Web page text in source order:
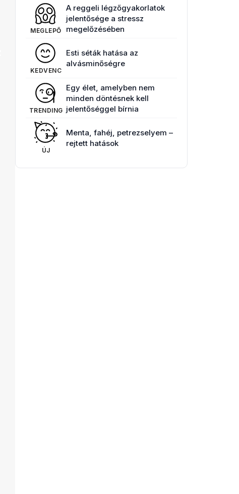
MEGLEPŐ
A reggeli légzőgyakorlatok
jelentősége a stressz
megelőzésében
KEDVENC
Esti séták hatása az
alvásminőségre
TRENDING
Egy élet, amelyben nem
minden döntésnek kell
jelentőséggel bírnia
ÚJ
Menta, fahéj, petrezselyem –
rejtett hatások